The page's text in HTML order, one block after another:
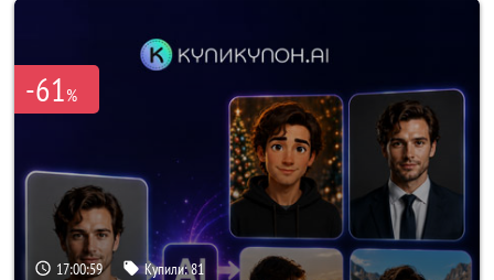
-61%
17:00:58 Купили:81